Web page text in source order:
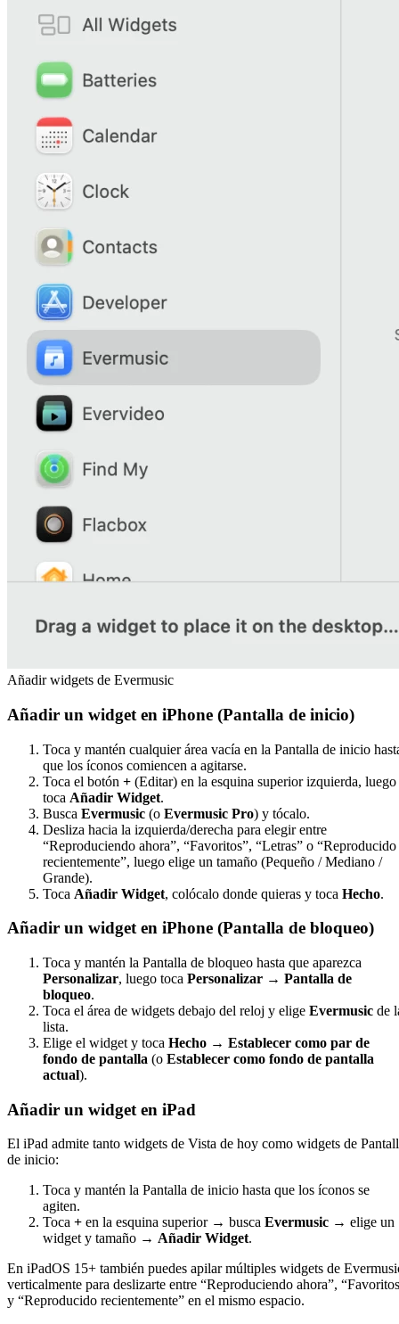
Añadir widgets de Evermusic
Añadir un widget en iPhone (Pantalla de inicio)
Toca y mantén cualquier área vacía en la Pantalla de inicio
que los íconos comiencen a agitarse.
Toca el botón + (Editar) en la esquina superior izquierda, luego
toca Añadir Widget.
Busca Evermusic (o Evermusic Pro) y tócalo.
Desliza hacia la izquierda/derecha para elegir entre
“Reproduciendo ahora”, “Favoritos”, “Letras” o “Reproducido
recientemente”, luego elige un tamaño (Pequeño / Mediano /
Grande).
Toca Añadir Widget, colócalo donde quieras y toca Hecho.
Añadir un widget en iPhone (Pantalla de bloqueo)
Toca y mantén la Pantalla de bloqueo hasta que aparezca
Personalizar, luego toca Personalizar → Pantalla de
bloqueo.
Toca el área de widgets debajo del reloj y elige Evermusic de
lista.
Elige el widget y toca Hecho → Establecer como par de
fondo de pantalla (o Establecer como fondo de pantalla
actual).
Añadir un widget en iPad
El iPad admite tanto widgets de Vista de hoy como widgets de
de inicio:
Toca y mantén la Pantalla de inicio hasta que los íconos se
agiten.
Toca + en la esquina superior → busca Evermusic → elige un
widget y tamaño → Añadir Widget.
En iPadOS 15+ también puedes apilar múltiples widgets de
verticalmente para deslizarte entre “Reproduciendo ahora”,
y “Reproducido recientemente” en el mismo espacio.